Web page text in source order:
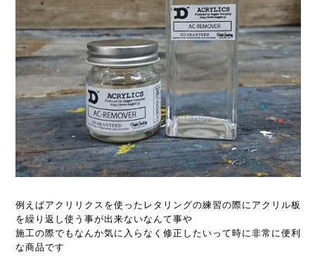
例えばアクリリクスを使ったレタリングの練習の際にアクリル板
を繰り返し使う事が出来ないなんて事や
施工の際でもなんか気に入らなく修正したいって時に非常に便利
な商品です